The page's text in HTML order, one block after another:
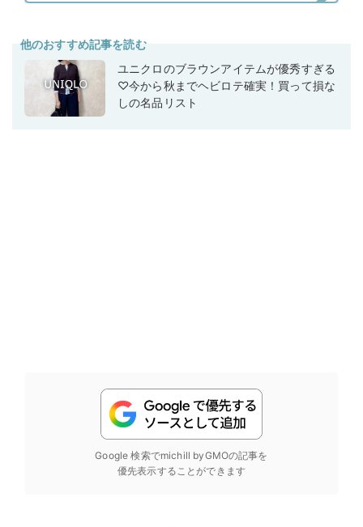
他のおすすめ記事を読む
ユニクロのブラウンアイテムが優秀すぎる
♡今から秋までヘビロテ確実！買って損な
しの名品リスト
Google 検索でmichill byGMOの記事を
優先表示することができます